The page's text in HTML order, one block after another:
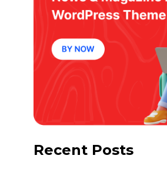
Recent Posts